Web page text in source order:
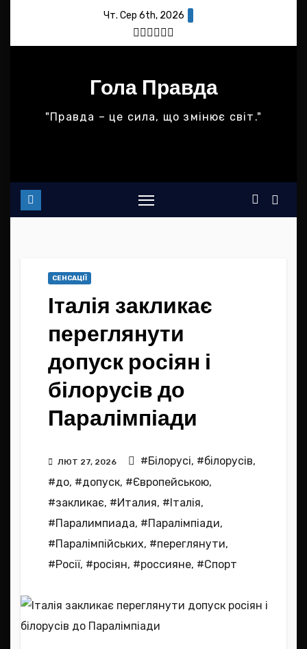
content
Чт. Сер 6th, 2026
Гола Правда
"Правда – це сила, що змінює світ."
СЕНСАЦІЇ
Італія закликає
переглянути
допуск росіян і
білорусів до
Паралімпіади
ЛЮТ 27, 2026 #Білорусі, #білорусів,
#до, #допуск, #Європейською,
#закликає, #Италия, #Італія,
#Паралимпиада, #Паралімпіади,
#Паралімпійських, #переглянути,
#Росії, #росіян, #россияне, #Спорт